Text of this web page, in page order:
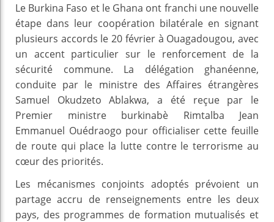
Le Burkina Faso et le Ghana ont franchi une nouvelle
étape dans leur coopération bilatérale en signant
plusieurs accords le 20 février à Ouagadougou, avec
un accent particulier sur le renforcement de la
sécurité commune. La délégation ghanéenne,
conduite par le ministre des Affaires étrangères
Samuel Okudzeto Ablakwa, a été reçue par le
Premier ministre burkinabè Rimtalba Jean
Emmanuel Ouédraogo pour officialiser cette feuille
de route qui place la lutte contre le terrorisme au
cœur des priorités.
Les mécanismes conjoints adoptés prévoient un
partage accru de renseignements entre les deux
pays, des programmes de formation mutualisés et